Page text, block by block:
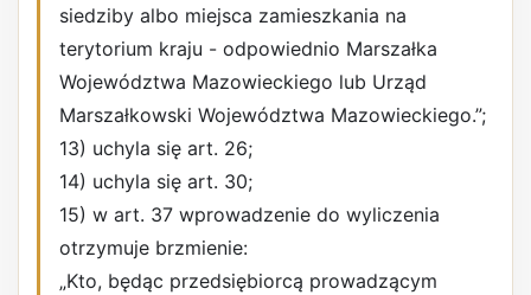
siedziby albo miejsca zamieszkania na
terytorium kraju - odpowiednio Marszałka
Województwa Mazowieckiego lub Urząd
Marszałkowski Województwa Mazowieckiego.”;
13) uchyla się art. 26;
14) uchyla się art. 30;
15) w art. 37 wprowadzenie do wyliczenia
otrzymuje brzmienie:
„Kto, będąc przedsiębiorcą prowadzącym